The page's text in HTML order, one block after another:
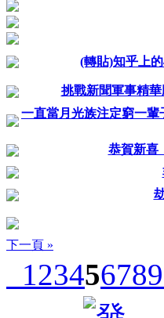
(轉貼)知乎上
挑戰新聞軍事精
一直當月光族注定窮一
恭賀新喜
下一頁 »
123456789